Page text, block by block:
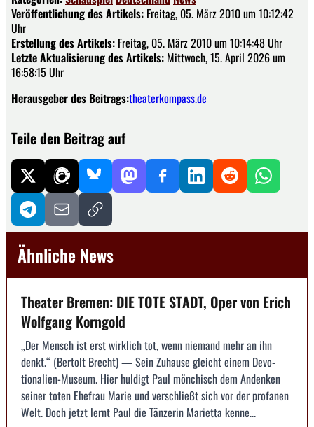
Veröffentlichung des Artikels: Freitag, 05. März 2010 um 10:12:42
Uhr
Erstellung des Artikels: Freitag, 05. März 2010 um 10:14:48 Uhr
Letzte Aktualisierung des Artikels: Mittwoch, 15. April 2026 um
16:58:15 Uhr
Herausgeber des Beitrags:theaterkompass.de
Teile den Beitrag auf
Ähnliche News
Theater Bremen: DIE TOTE STADT, Oper von Erich
Wolfgang Korngold
„Der Mensch ist erst wirklich tot, wenn niemand mehr an ihn
denkt.“ (Bertolt Brecht) — Sein Zuhause gleicht einem Devo­
tionalien-Museum. Hier huldigt Paul mönchisch dem Anden­ken
seiner toten Ehefrau Marie und verschließt sich vor der profanen
Welt. Doch jetzt lernt Paul die Tänzerin Mariet­ta kenne...